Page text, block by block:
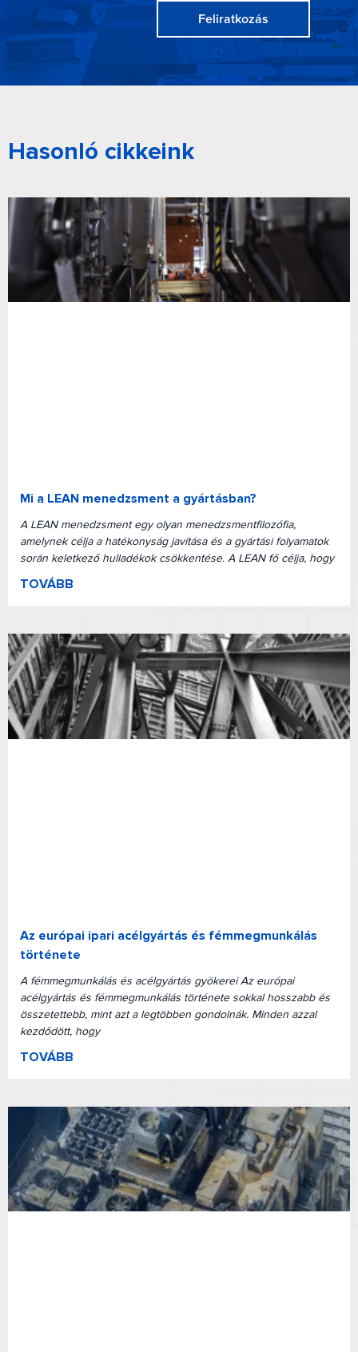
Feliratkozás
Hasonló cikkeink
Mi a LEAN menedzsment a gyártásban?
A LEAN menedzsment egy olyan menedzsmentfilozófia,
amelynek célja a hatékonyság javítása és a gyártási folyamatok
során keletkező hulladékok csökkentése. A LEAN fő célja, hogy
TOVÁBB
Az európai ipari acélgyártás és fémmegmunkálás
története
A fémmegmunkálás és acélgyártás gyökerei Az európai
acélgyártás és fémmegmunkálás története sokkal hosszabb és
összetettebb, mint azt a legtöbben gondolnák. Minden azzal
kezdődött, hogy
TOVÁBB